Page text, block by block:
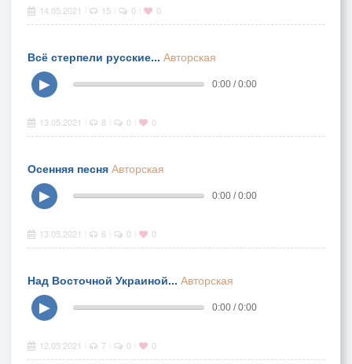
14.05.2021 15 0 0
Всё стерпели русские... Авторская
▶
0:00 / 0:00
13.05.2021 8 0 0
Осенняя песня Авторская
▶
0:00 / 0:00
13.05.2021 6 0 0
Над Восточной Украиной... Авторская
▶
0:00 / 0:00
12.05.2021 7 0 0